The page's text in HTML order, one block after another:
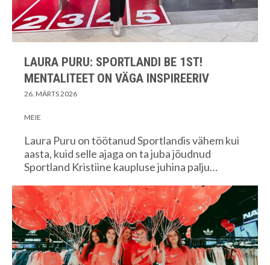
LAURA PURU: SPORTLANDI BE 1ST!
MENTALITEET ON VÄGA INSPIREERIV
26. MÄRTS 2026
MEIE
Laura Puru on töötanud Sportlandis vähem kui
aasta, kuid selle ajaga on ta juba jõudnud
Sportland Kristiine kaupluse juhina palju…